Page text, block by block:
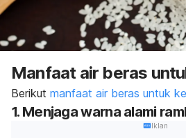
Manfaat air beras
Berikut manfaat air beras untuk
1. Menjaga warna alami
Iklan